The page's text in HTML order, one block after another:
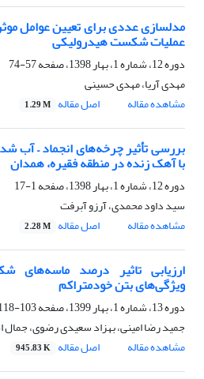
مدلسازی عددی برای تعیین عوامل
عملیات شکست هیدرولیکی
دوره 12، شماره 1، بهار 1398، صفحه
57-74
مهدی آریا، مهدی حسینی
مشاهده مقاله
اصل مقاله 1.29 M
بررسی تأثیر چرخه‌های انجماد – آب
با آهک زنده در منطقه فقیره، همدان
دوره 12، شماره 1، بهار 1398، صفحه
1-17
سید داود محمدی، آرزو آبرفت
مشاهده مقاله
اصل مقاله 2.28 M
ارزیابی تاثیر درصد ماسه‌های
ویژگی‌های بتن خودمتراکم
دوره 13، شماره 1، بهار 1399، صفحه
103-118
جمید رضا امینی، بهزاد سعیدی رضوی، جمال
مشاهده مقاله
اصل مقاله 945.83 K